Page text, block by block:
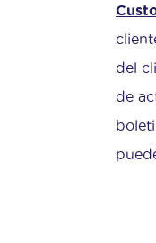
del
de